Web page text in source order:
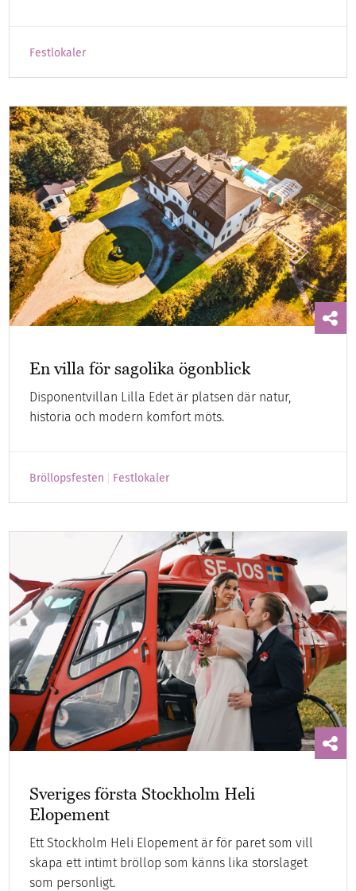
Festlokaler
En villa för sagolika ögonblick
Disponentvillan Lilla Edet är platsen där natur,
historia och modern komfort möts.
Bröllopsfesten Festlokaler
Sveriges första Stockholm Heli
Elopement
Ett Stockholm Heli Elopement är för paret som vill
skapa ett intimt bröllop som känns lika storslaget
som personligt.